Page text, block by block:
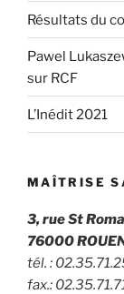
Résultats du
Pawel
sur RCF
L’Inédit 2021
MAÎTRISE
3, rue St
76000
tél. :
fax.: